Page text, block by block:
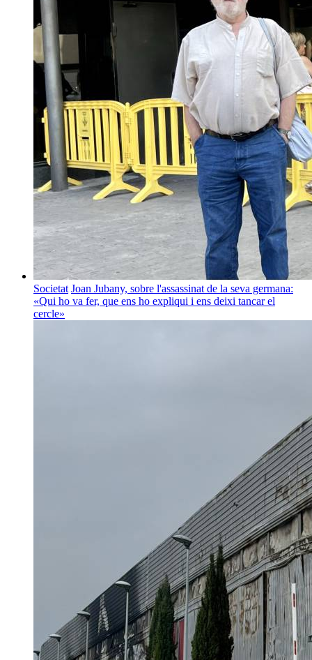
Societat Joan Jubany, sobre l'assassinat de la seva germana:
«Qui ho va fer, que ens ho expliqui i ens deixi tancar el
cercle»